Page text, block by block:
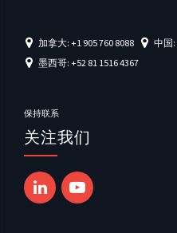
加拿大: +1 905 760 8088
中国:
墨西哥: +52 81 1516 4367
保持联系
关注我们